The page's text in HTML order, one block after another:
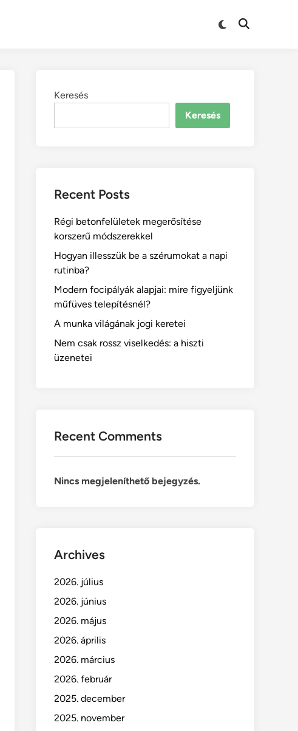
Keresés
Keresés
Recent Posts
Régi betonfelületek megerősítése
korszerű módszerekkel
Hogyan illesszük be a szérumokat a napi
rutinba?
Modern focipályák alapjai: mire figyeljünk
műfüves telepítésnél?
A munka világának jogi keretei
Nem csak rossz viselkedés: a hiszti
üzenetei
Recent Comments
Nincs megjeleníthető bejegyzés.
Archives
2026. július
2026. június
2026. május
2026. április
2026. március
2026. február
2025. december
2025. november